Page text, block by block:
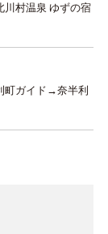
村温泉 ゆずの宿
町ガイド→奈半利